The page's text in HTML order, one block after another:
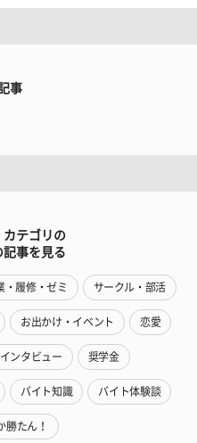
事
カテゴリの
記事を見る
・履修・ゼミ サークル・部活
お出かけ・イベント 恋愛
ンタビュー 奨学金
バイト知識 バイト体験談
勝たん！